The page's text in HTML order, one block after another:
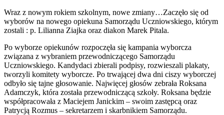
Wraz z nowym rokiem szkolnym, nowe zmiany…Zaczęło się od
wyborów na nowego opiekuna Samorządu Uczniowskiego, którym
zostali : p. Lilianna Ziajka oraz diakon Marek Pitala.
Po wyborze opiekunów rozpoczęła się kampania wyborcza
związana z wybraniem przewodniczącego Samorządu
Uczniowskiego. Kandydaci zbierali podpisy, rozwieszali plakaty,
tworzyli komitety wyborcze. Po trwającej dwa dni ciszy wyborczej
odbyło się tajne głosowanie. Najwięcej głosów zebrała Roksana
Adamczyk, która została przewodniczącą szkoły. Roksana będzie
współpracowała z Maciejem Janickim – swoim zastępcą oraz
Patrycją Rozmus – sekretarzem i skarbnikiem Samorządu.